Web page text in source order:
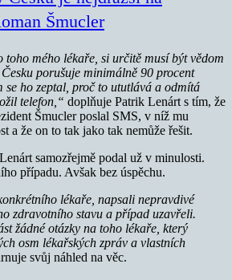
Šmucler
toho mého lékaře, si určitě musí být vědom
porušuje minimálně 90 procent
se ho zeptal, proč to ututlává a odmítá
telefon,“ doplňuje Patrik Lenárt s tím, že
Šmucler poslal SMS, v níž mu
a že on to tak jako tak nemůže řešit.
samozřejmě podal už v minulosti.
případu. Avšak bez úspěchu.
lékaře, napsali nepravdivé
zdravotního stavu a případ uzavřeli.
žádné otázky na toho lékaře, který
osm lékařských zpráv a vlastních
svůj náhled na věc.